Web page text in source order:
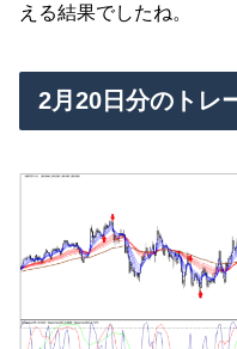
える結果でしたね。
2月20日分のトレ